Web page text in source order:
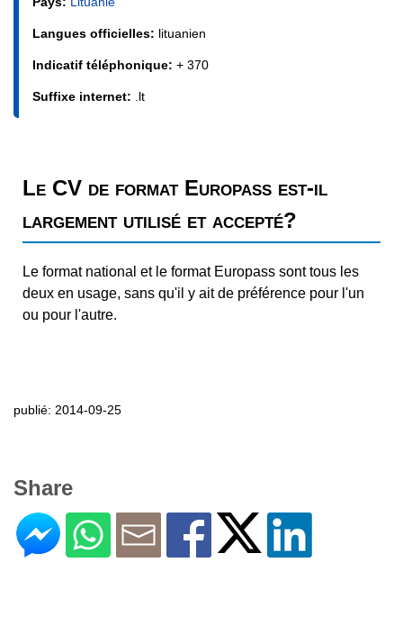
Langues officielles: lituanien
Indicatif téléphonique: + 370
Suffixe internet: .lt
Le CV de format Europass est-il
largement utilisé et accepté?
Le format national et le format Europass sont tous les
deux en usage, sans qu'il y ait de préférence pour l'un
ou pour l'autre.
publié: 2014-09-25
Share